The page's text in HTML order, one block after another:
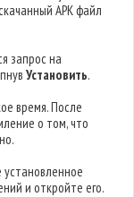
APK файл
запрос на
Установить.
время. После
о том, что
и откройте его.